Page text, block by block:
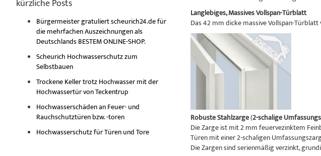
Langlebiges,Massives Vollspan-Türblatt
Das 42 mm dicke massive Vollspan-
Robuste Stahlzarge(2-schalige
Die Zarge ist mit 2 mm feuervezinktem
Türen mit einer 2-schaligen
Die Zargen sind serienmäßig verzinkt,
kürzliche Posts
Bürgermeister gratuliert scheurich24.de für
die mehrfachen Auszeichnungen als
Deutschlands BESTEM ONLINE-SHOP.
Scheurich Hochwasserschutz zum
Selbstbauen
Trockene Keller trotz Hochwasser mit der
Hochwassertür von Teckentrup
Hochwasserschäden an Feuer- und
Rauchschutztüren bzw. -toren
Hochwasserschutz für Türen und Tore